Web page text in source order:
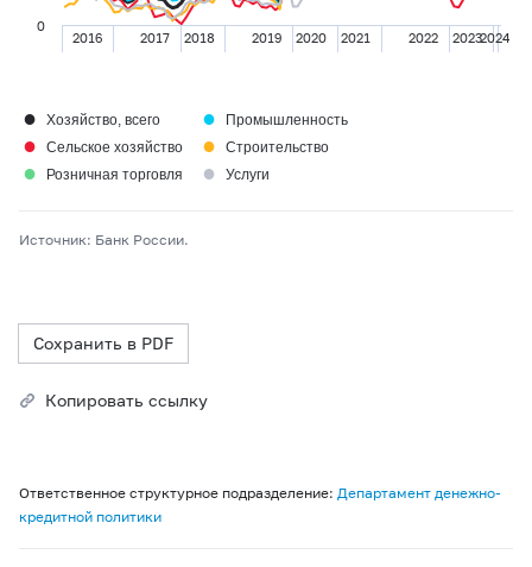
2016 2017 2018 2019 2020 2021 2022 20232024
0
● Хозяйство, всего ● Промышленность
● Сельское хозяйство ● Строительство
● Розничная торговля ● Услуги
Источник: Банк России.
Сохранить в PDF
Копировать ссылку
Ответственное структурное подразделение: Департамент денежно-
кредитной политики